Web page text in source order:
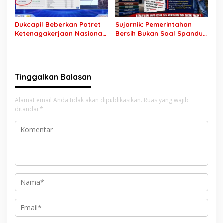
Dukcapil Beberkan Potret
Ketenagakerjaan Nasional:
Sujarnik: Pemerintahan
Bersih Bukan Soal Spanduk,
Tinggalkan Balasan
Alamat email Anda tidak akan dipublikasikan. Ruas yang wajib
ditandai *